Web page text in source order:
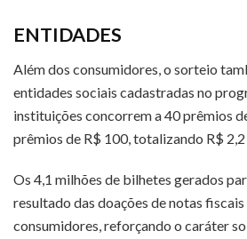
ENTIDADES
Além dos consumidores, o sorteio
entidades sociais cadastradas no
instituições concorrem a 40 prêmios
prêmios de R$ 100, totalizando R$
Os 4,1 milhões de bilhetes gerados
resultado das doações de notas
consumidores, reforçando o caráter